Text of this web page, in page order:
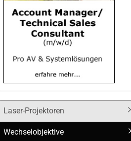
Laser-Projektoren
Wechselobjektive